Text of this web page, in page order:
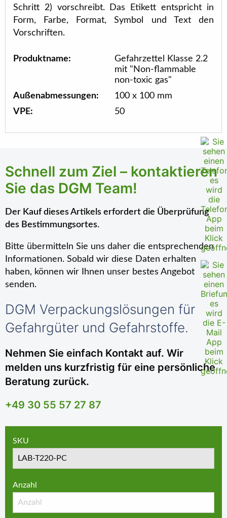
Schritt 2) vorschreibt. Das Etikett entspricht in
Form, Farbe, Format, Symbol und Text den
Vorschriften.
Produktname:
Gefahrzettel Klasse 2.2
mit "Non-flammable
non-toxic gas"
Außenabmessungen:
100 x 100 mm
VPE:
50
Schnell zum Ziel – kontaktieren
Sie das DGM Team!
Der Kauf dieses Artikels erfordert die Überprüfung
des Bestimmungsortes.
Bitte übermitteln Sie uns daher die entsprechenden
Informationen. Sobald wir diese Daten erhalten
haben, können wir Ihnen unser bestes Angebot
senden.
DGM Verpackungslösungen für
Gefahrgüter und Gefahrstoffe.
Nehmen Sie einfach Kontakt auf. Wir
melden uns kurzfristig für eine persönliche
Beratung zurück.
+49 30 55 57 27 87
SKU
Anzahl